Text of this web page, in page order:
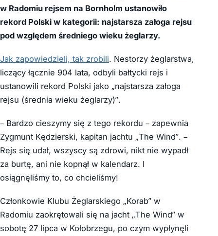
w Radomiu rejsem na Bornholm ustanowiło
rekord Polski w kategorii: najstarsza załoga rejsu
pod względem średniego wieku żeglarzy.
Jak zapowiedzieli, tak zrobili. Nestorzy żeglarstwa,
liczący łącznie 904 lata, odbyli bałtycki rejs i
ustanowili rekord Polski jako „najstarsza załoga
rejsu (średnia wieku żeglarzy)”.
– Bardzo cieszymy się z tego rekordu – zapewnia
Zygmunt Kędzierski, kapitan jachtu „The Wind”. –
Rejs się udał, wszyscy są zdrowi, nikt nie wypadł
za burtę, ani nie kopnął w kalendarz. I
osiągnęliśmy to, co chcieliśmy!
Członkowie Klubu Żeglarskiego „Korab” w
Radomiu zaokrętowali się na jacht „The Wind” w
sobotę 27 lipca w Kołobrzegu, po czym wypłynęli